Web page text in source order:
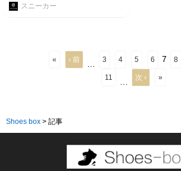
スニーカー
« ‹ 前 3 4 5 6 7 8
11 次 › »
Shoes box > 記事